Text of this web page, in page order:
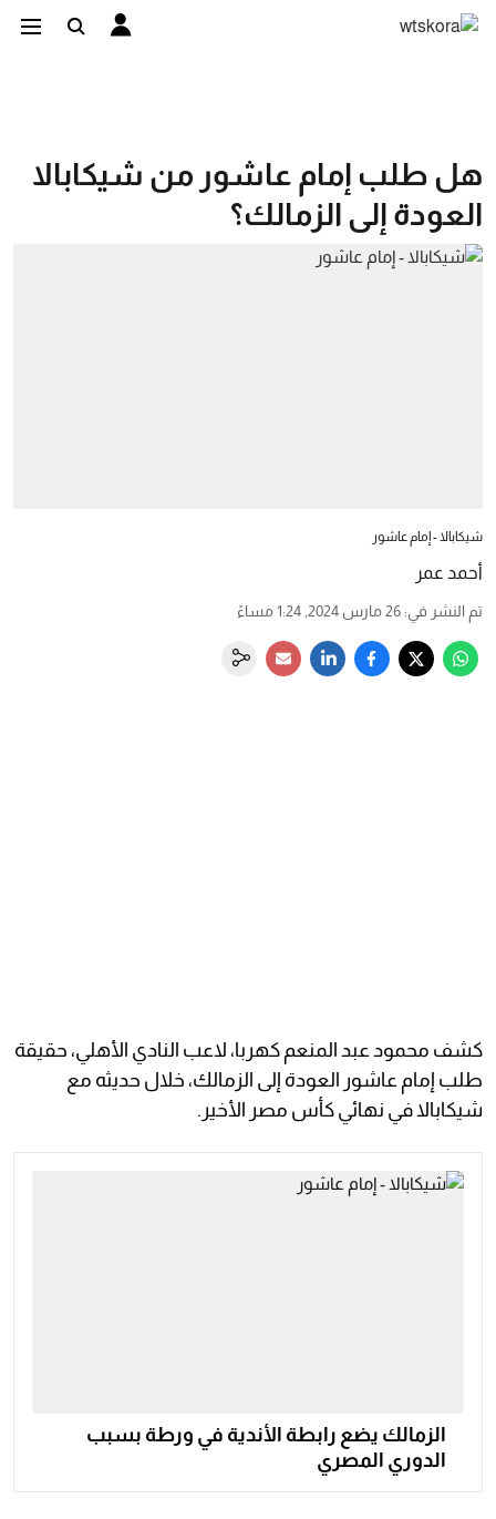
هل طلب إمام عاشور من شيكابالا
العودة إلى الزمالك؟
شيكابالا - إمام عاشور
أحمد عمر
تم النشر في: 26 مارس 2024, 1:24 مساءً
كشف محمود عبد المنعم كهربا، لاعب النادي الأهلي، حقيقة
طلب إمام عاشور العودة إلى الزمالك، خلال حديثه مع
شيكابالا في نهائي كأس مصر الأخير.
الزمالك يضع رابطة الأندية في ورطة بسبب
الدوري المصري